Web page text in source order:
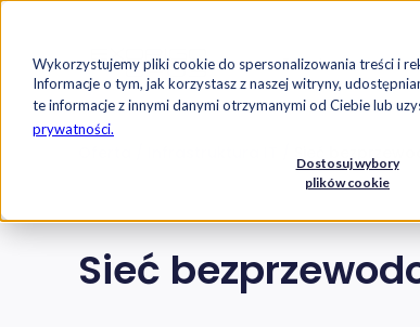
Wykorzystujemy pliki cookie do spersonalizowania treści i
Informacje o tym, jak korzystasz z naszej witryny,
te informacje z innymi danymi otrzymanymi od Ciebie lub
prywatności.
Dostosuj wybory
plików cookie
Przejdź do treści
Oferta
E-
commerce
Sieć
Sieć